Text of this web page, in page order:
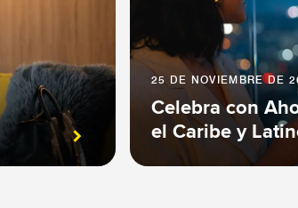
25 DE NOVIEMBRE DE
Celebra con
el Caribe y